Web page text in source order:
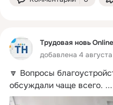
Трудовая новь
добавлена 4 августа
🔽 Вопросы
обсуждали чаще всего. ...